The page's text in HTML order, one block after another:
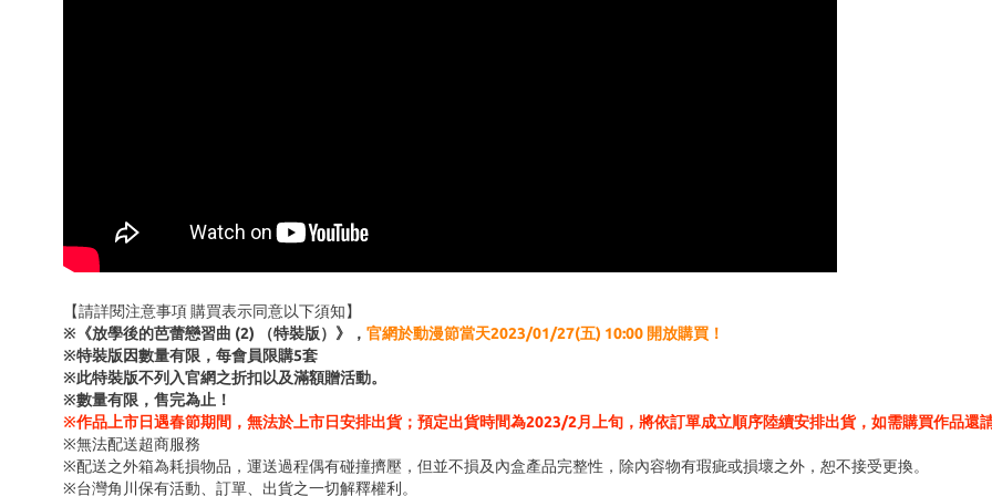
【請詳閱注意事項 購買表示同意以下須知】
※《放學後的芭蕾戀習曲 (2) （特裝版）》， 官網於動漫節當天2023/01/27(五) 10:00 開放購買！
※特裝版因數量有限，每會員限購5套
※此特裝版不列入官網之折扣以及滿額贈活動。
※數量有限，售完為止！
※作品上市日遇春節期間，無法於上市日安排出貨；預定出貨時間為2023/2月上旬，將依訂單成立順序陸續安排出貨，如需購買作品還請
※無法配送超商服務
※配送之外箱為耗損物品，運送過程偶有碰撞擠壓，但並不損及內盒產品完整性，除內容物有瑕疵或損壞之外，恕不接受更換。
※台灣角川保有活動、訂單、出貨之一切解釋權利。